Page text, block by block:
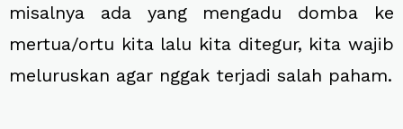
misalnya ada yang mengadu domba ke
mertua/ortu kita lalu kita ditegur, kita wajib
meluruskan agar nggak terjadi salah paham.